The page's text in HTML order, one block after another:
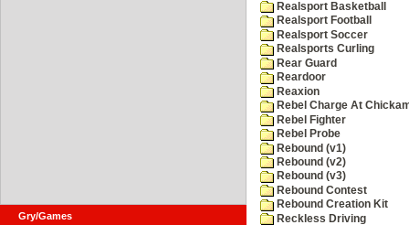
Gry/Games
Realsport Basketball
Realsport Football
Realsport Soccer
Realsports Curling
Rear Guard
Reardoor
Reaxion
Rebel Charge At
Rebel Fighter
Rebel Probe
Rebound (v1)
Rebound (v2)
Rebound (v3)
Rebound Contest
Rebound Creation Kit
Reckless Driving